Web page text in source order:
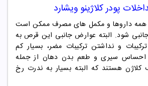
پودر کلاژینو ویشارد
همه داروها و مکمل های مصرف ممکن است
شود. البته عوارض جانبی این قرص به
و نداشتن ترکیبات مضر، بسیار کم
سیری و طعم بدن دهان از جمله
هستند که البته بسیار به ندرت رخ